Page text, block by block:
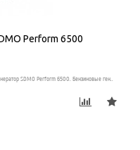
Perform 6500
SDMO Perform 6500. Бензиновые ген..